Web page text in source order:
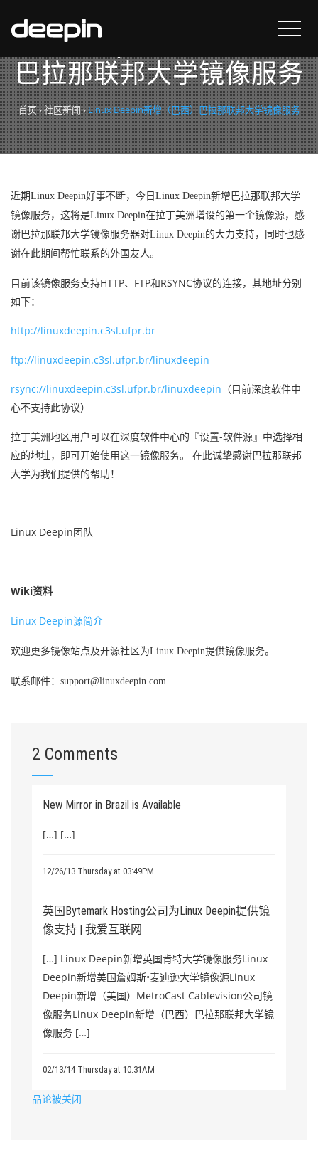
Linux Deepin新增（巴西）
巴拉那联邦大学镜像服务
首页›社区新闻›Linux Deepin新增（巴西）巴拉那联邦大学镜像服务
近期Linux Deepin好事不断，今日 Linux Deepin新增巴拉那联邦大学
镜像服务，这将是Linux Deepin在拉丁美洲增设的第一个镜像源，感
谢巴拉那联邦大学镜像服务器对Linux Deepin的大力支持，同时也感
谢在此期间帮忙联系的外国友人。
目前该镜像服务支持HTTP、FTP和RSYNC协议的连接，其地址分别
如下：
http://linuxdeepin.c3sl.ufpr.br
ftp://linuxdeepin.c3sl.ufpr.br/linuxdeepin
rsync://linuxdeepin.c3sl.ufpr.br/linuxdeepin （目前深度软件中
心不支持此协议）
拉丁美洲地区用户可以在深度软件中心的『设置-软件源』中选择相
应的地址，即可开始使用这一镜像服务。 在此诚挚感谢巴拉那联邦
大学为我们提供的帮助！
Linux Deepin 团队
Wiki资料
Linux Deepin源简介
欢迎更多镜像站点及开源社区为Linux Deepin提供镜像服务。
联系邮件： support@linuxdeepin.com
2 Comments
New Mirror in Brazil is Available
[…] […]
12/26/13 Thursday at 03:49PM
英国Bytemark Hosting公司为Linux Deepin提供镜
像支持 | 我爱互联网
[…] Linux Deepin新增英国肯特大学镜像服务Linux
Deepin新增美国詹姆斯•麦迪逊大学镜像源Linux
Deepin新增（美国）MetroCast Cablevision公司镜
像服务Linux Deepin新增（巴西）巴拉那联邦大学镜
像服务 […]
02/13/14 Thursday at 10:31AM
品论被关闭